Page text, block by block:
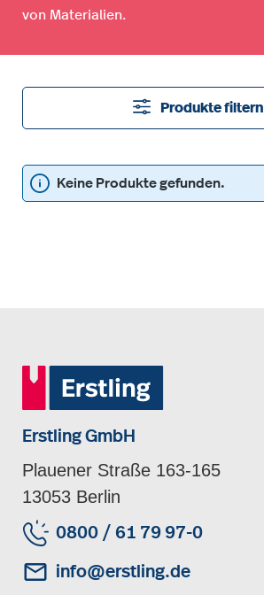
von Materialien.
Produkte filtern
Keine Produkte gefunden.
Erstling GmbH
Plauener Straße 163-165
13053 Berlin
0800 / 61 79 97-0
info@erstling.de